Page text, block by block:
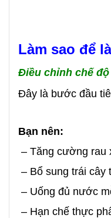
Làm sao để
Điều chỉnh chế
Đây là bước đầu
Bạn nên:
– Tăng cường rau
– Bổ sung trái cây
– Uống đủ nước
– Hạn chế thực